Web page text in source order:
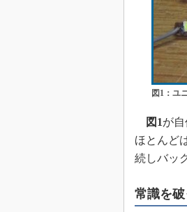
図1：ユ
図1が
ほとんど
続しバッ
常識を